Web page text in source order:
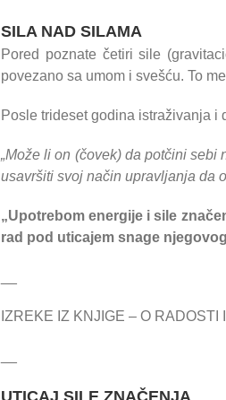
SILA NAD SILAMA
Pored poznate četiri sile
povezano sa umom i svešću. To
Posle trideset godina istraživanja i
„Može li on (čovek) da potčini
usavršiti svoj način upravljanja da
„Upotrebom energije i sile
rad pod uticajem snage
IZREKE IZ KNJIGE – O